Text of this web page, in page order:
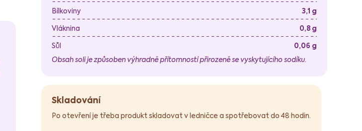
Bílkoviny
3,1 g
Vláknina
0,8 g
Sůl
0,06 g
Obsah soli je způsoben výhradně přítomností přirozeně se vyskytujícího sodíku.
Skladování
Po otevření je třeba produkt skladovat v ledničce a spotřebovat do 48 hodin.